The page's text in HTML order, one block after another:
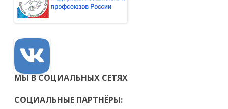
МЫ В СОЦИАЛЬНЫХ СЕТЯХ
СОЦИАЛЬНЫЕ ПАРТНЁРЫ: